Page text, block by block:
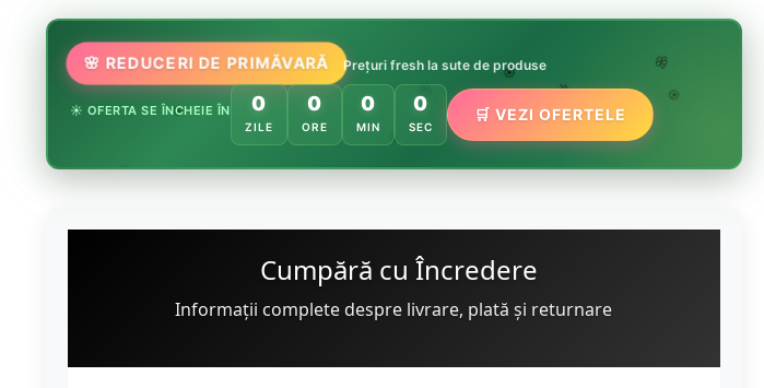
🌸
🌸
🏵️
🌿
🌸
🌷
🦋🌸 REDUCERI DE PRIMĂVARĂ Prețuri fresh la sute de produse
☀️ OFERTA SE ÎNCHEIE ÎN 0
ZILE
0
ORE
0
MIN
0
SEC
🛒 VEZI OFERTELE
Cumpără cu Încredere
Informații complete despre livrare, plată și returnare